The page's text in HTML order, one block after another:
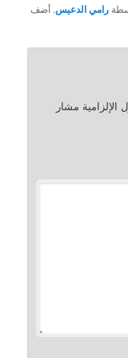
رامي الدعيس. أضف
الإلزامية مشار